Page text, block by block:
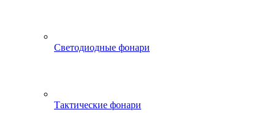
Светодиодные фонари
Тактические фонари